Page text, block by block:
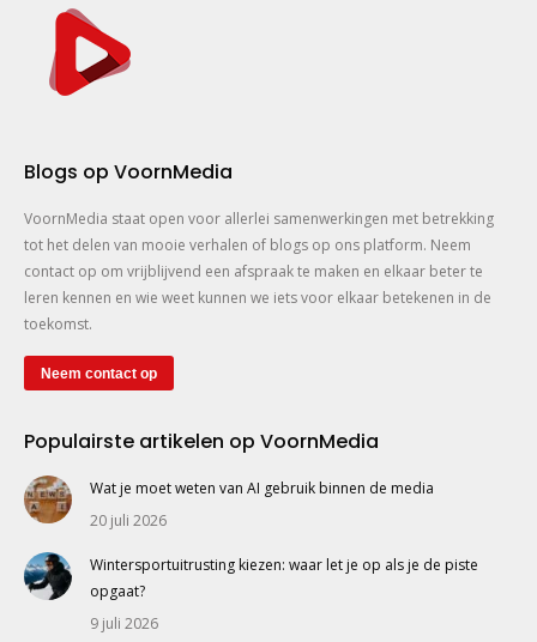
Blogs op VoornMedia
VoornMedia staat open voor allerlei samenwerkingen met betrekking
tot het delen van mooie verhalen of blogs op ons platform. Neem
contact op om vrijblijvend een afspraak te maken en elkaar beter te
leren kennen en wie weet kunnen we iets voor elkaar betekenen in de
toekomst.
Neem contact op
Populairste artikelen op VoornMedia
Wat je moet weten van AI gebruik binnen de media
20 juli 2026
Wintersportuitrusting kiezen: waar let je op als je de piste
opgaat?
9 juli 2026